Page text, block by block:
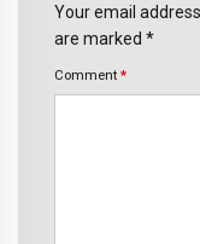
Your email
are marked *
Comment *